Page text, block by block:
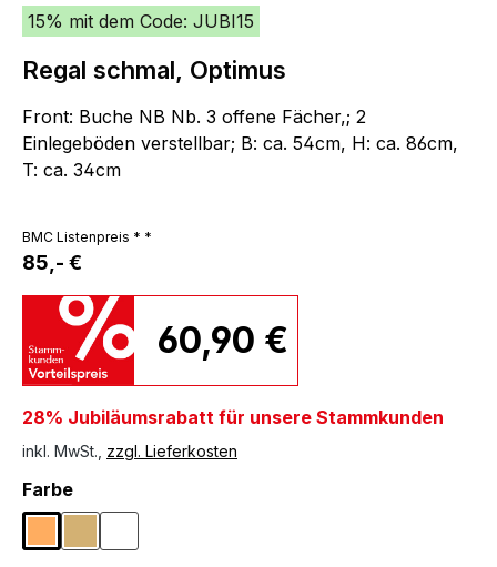
15% mit dem Code: JUBI15
Regal schmal, Optimus
Front: Buche NB Nb. 3 offene Fächer,; 2
Einlegeböden verstellbar; B: ca. 54cm, H: ca. 86cm,
T: ca. 34cm
BMC Listenpreis * *
85,- €
60,90 €
28% Jubiläumsrabatt für unsere Stammkunden
inkl. MwSt., zzgl. Lieferkosten
Farbeauswählen
Buchefarben
Sonoma Eiche
Weiß